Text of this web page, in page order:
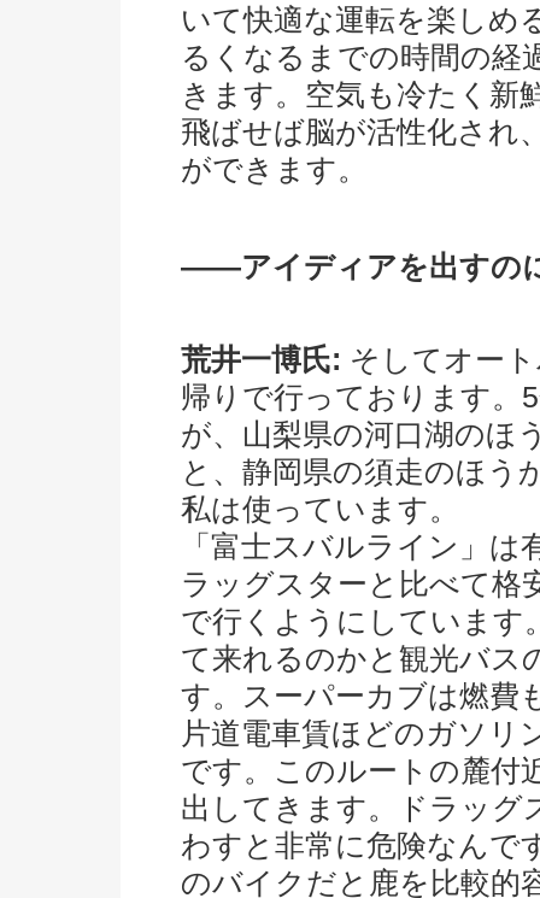
いて快適な運転を楽しめ
るくなるまでの時間の経
きます。空気も冷たく新
飛ばせば脳が活性化され
ができます。
――アイディアを出すの
荒井一博氏: そしてオー
帰りで行っております。
が、山梨県の河口湖のほ
と、静岡県の須走のほう
私は使っています。
「富士スバルライン」
ラッグスターと比べて格
で行くようにしています
て来れるのかと観光バス
す。スーパーカブは燃費
片道電車賃ほどのガソリ
です。このルートの麓付
出してきます。ドラッグ
わすと非常に危険なんで
のバイクだと鹿を比較的